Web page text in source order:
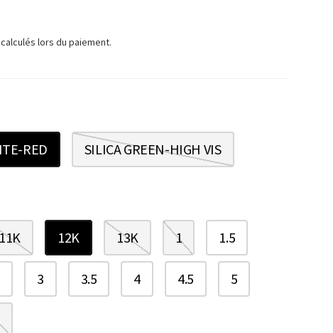
calculés lors du paiement.
RED SILICA GREEN-HIGH VIS
11K 12K 13K 1 1.5
3 3.5 4 4.5 5